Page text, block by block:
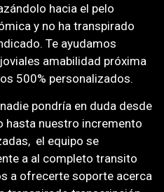
hacia el pelo
y no ha transpirado
Te ayudamos
amabilidad próxima
500% personalizados.
pondrí­a en duda desde
hasta nuestro incremento
el equipo se
a al completo transito
a ofrecerte soporte acerca